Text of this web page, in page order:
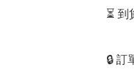
⏳
🔒